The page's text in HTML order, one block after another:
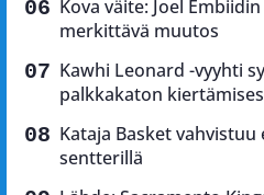
Kova väite: Joel
merkittävä muutos
Kawhi Leonard -vyyhti
palkkakaton
Kataja Basket
sentterillä